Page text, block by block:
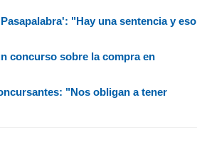
"Hay una sentencia y eso
concurso sobre la compra en
"Nos obligan a tener